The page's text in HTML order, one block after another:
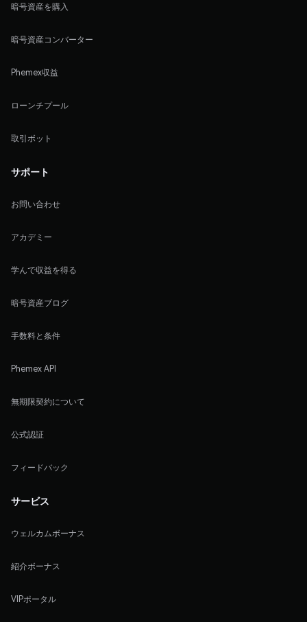
暗号資産を購入
暗号資産コンバーター
Phemex収益
ローンチプール
取引ボット
サポート
お問い合わせ
アカデミー
学んで収益を得る
暗号資産ブログ
手数料と条件
Phemex API
無期限契約について
公式認証
フィードバック
サービス
ウェルカムボーナス
紹介ボーナス
VIPポータル